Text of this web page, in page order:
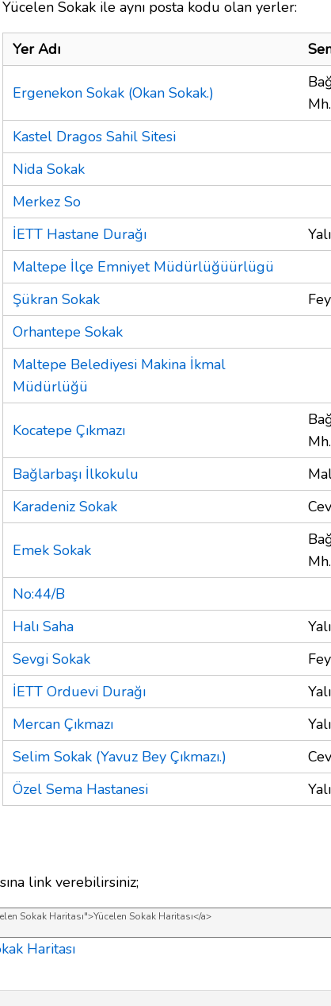
Yücelen Sokak ile aynı posta kodu olan yerler:
Yer Adı
Ergenekon Sokak (Okan Sokak.)
Mh.
Kastel Dragos Sahil Sitesi
Nida Sokak
Merkez So
İETT Hastane Durağı
Maltepe İlçe Emniyet Müdürlüğüürlügü
Şükran Sokak
Orhantepe Sokak
Maltepe Belediyesi Makina İkmal
Müdürlüğü
Kocatepe Çıkmazı
Mh.
Bağlarbaşı İlkokulu
Karadeniz Sokak
Emek Sokak
Mh.
No:44/B
Halı Saha
Sevgi Sokak
İETT Orduevi Durağı
Mercan Çıkmazı
Selim Sokak (Yavuz Bey Çıkmazı.)
Özel Sema Hastanesi
link verebilirsiniz;
Haritası